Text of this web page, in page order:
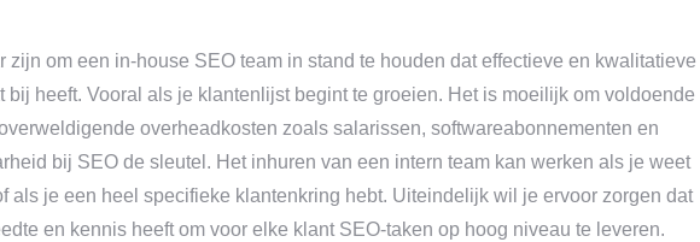
zijn om een in-house SEO team in stand te houden dat effectieve en kwalitatieve
heeft. Vooral als je klantenlijst begint te groeien. Het is moeilijk om voldoende
overheadkosten zoals salarissen, softwareabonnementen en
bij SEO de sleutel. Het inhuren van een intern team kan werken als je weet
als je een heel specifieke klantenkring hebt. Uiteindelijk wil je ervoor zorgen dat
en kennis heeft om voor elke klant SEO-taken op hoog niveau te leveren.